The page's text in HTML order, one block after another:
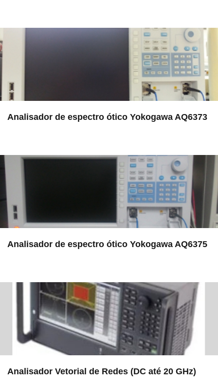
Analisador de espectro ótico Yokogawa AQ6373
Analisador de espectro ótico Yokogawa AQ6375
Analisador Vetorial de Redes (DC até 20 GHz)